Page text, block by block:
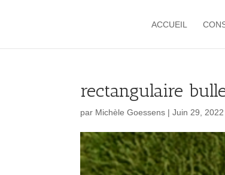
ACCUEIL
rectangulaire
par Michèle Goessens |Juin 29, 2022